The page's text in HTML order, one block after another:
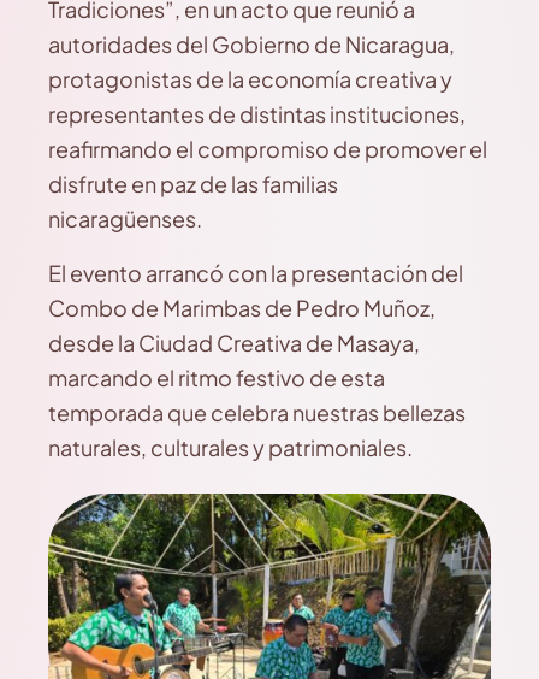
Tradiciones”, en un acto que reunió a
autoridades del Gobierno de Nicaragua,
protagonistas de la economía creativa y
representantes de distintas instituciones,
reafirmando el compromiso de promover el
disfrute en paz de las familias
nicaragüenses.
El evento arrancó con la presentación del
Combo de Marimbas de Pedro Muñoz,
desde la Ciudad Creativa de Masaya,
marcando el ritmo festivo de esta
temporada que celebra nuestras bellezas
naturales, culturales y patrimoniales.